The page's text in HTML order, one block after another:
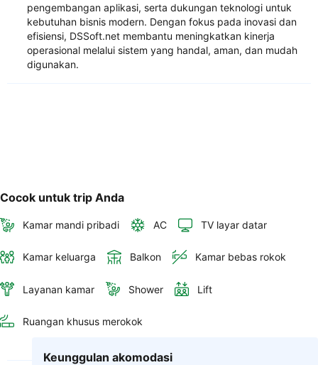
pengembangan aplikasi, serta dukungan teknologi untuk
kebutuhan bisnis modern. Dengan fokus pada inovasi dan
efisiensi, DSSoft.net membantu meningkatkan kinerja
operasional melalui sistem yang handal, aman, dan mudah
digunakan.
Cocok untuk trip Anda
Kamar mandi pribadi AC TV layar datar
Kamar keluarga Balkon Kamar bebas rokok
Layanan kamar Shower Lift
Ruangan khusus merokok
Keunggulan akomodasi